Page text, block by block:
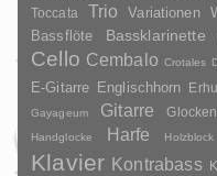
Toccata Trio Variationen
Bassflöte Bassklarinette
Cello Cembalo Crotales
E-Gitarre Englischhorn Erhu
Gayageum
Gitarre
Handglocke
Harfe Holzblock
Klavier Kontrabass